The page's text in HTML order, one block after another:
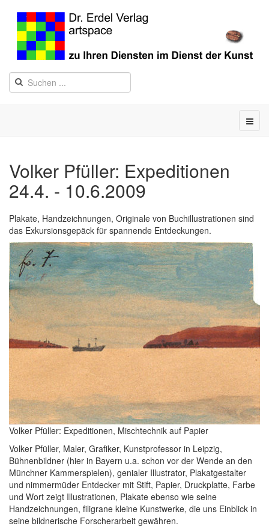
Volker Pfüller: Expeditionen
24.4. - 10.6.2009
Plakate, Handzeichnungen, Originale von Buchillustrationen sind
das Exkursionsgepäck für spannende Entdeckungen.
Volker Pfüller: Expeditionen, Mischtechnik auf Papier
Volker Pfüller, Maler, Grafiker, Kunstprofessor in Leipzig,
Bühnenbildner (hier in Bayern u.a. schon vor der Wende an den
Münchner Kammerspielen), genialer Illustrator, Plakatgestalter
und nimmermüder Entdecker mit Stift, Papier, Druckplatte, Farbe
und Wort zeigt Illustrationen, Plakate ebenso wie seine
Handzeichnungen, filigrane kleine Kunstwerke, die uns Einblick in
seine bildnerische Forscherarbeit gewähren.